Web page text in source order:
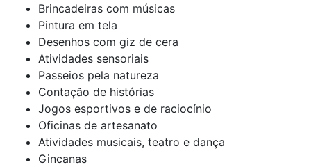
Brincadeiras com músicas
Pintura em tela
Desenhos com giz de cera
Atividades sensoriais
Passeios pela natureza
Contação de histórias
Jogos esportivos e de raciocínio
Oficinas de artesanato
Atividades musicais, teatro e dança
Gincanas